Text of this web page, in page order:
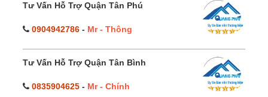
Tư Vấn Hỗ Trợ Quận Tân Phú
0904942786 - Mr - Thông
Tư Vấn Hỗ Trợ Quận Tân Bình
0835904625 - Mr - Chính